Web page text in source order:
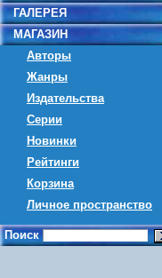
ГАЛЕРЕЯ
МАГАЗИН
Авторы
Жанры
Издательства
Серии
Новинки
Рейтинги
Корзина
Личное пространство
Поиск